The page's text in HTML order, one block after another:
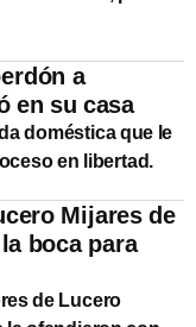
a
en su casa
doméstica que le
en libertad.
Mijares de
boca para
de Lucero